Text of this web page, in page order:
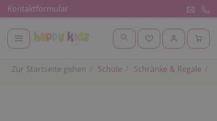
Kontaktformular
Zur Startseite gehen Schule Schränke & Regale